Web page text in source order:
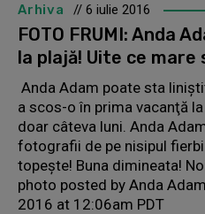
Arhiva // 6 iulie 2016
FOTO FRUMI: Anda
la plajă! Uite ce
Anda Adam poate sta
a scos-o în prima vacanţă
doar câteva luni. Anda
fotografii de pe nisipul
topeşte! Buna dimineata!
photo posted by Anda
2016 at 12:06am PDT